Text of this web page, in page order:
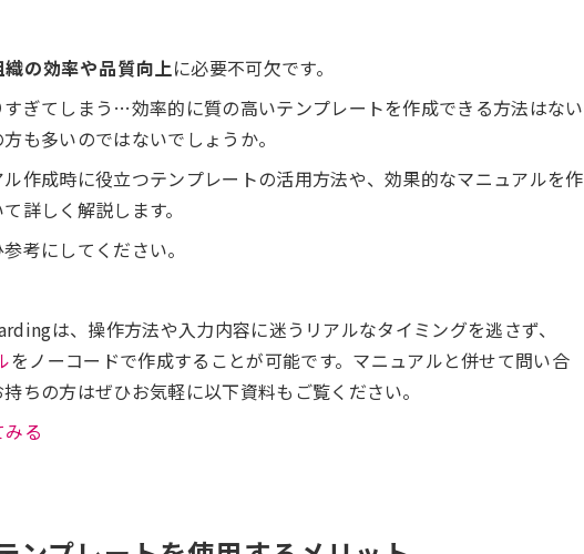
織の効率や品質向上に必要不可欠です。
ぎてしまう…効率的に質の高いテンプレートを作成できる方法はない
も多いのではないでしょうか。
作成時に役立つテンプレートの活用方法や、効果的なマニュアルを作
詳しく解説します。
考にしてください。
は、操作方法や入力内容に迷うリアルなタイミングを逃さず、
をノーコードで作成することが可能です。マニュアルと併せて問い合
ちの方はぜひお気軽に以下資料もご覧ください。
る